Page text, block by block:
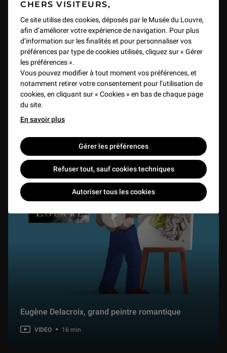
CHERS VISITEURS,
Ce site utilise des cookies, déposés par le Musée du Louvre,
afin d’améliorer votre expérience de navigation. Pour plus
d’information sur les finalités et pour personnaliser vos
préférences par type de cookies utilisés, cliquez sur « Gérer
les préférences ».
Vous pouvez modifier à tout moment vos préférences, et
notamment retirer votre consentement pour l’utilisation de
cookies, en cliquant sur « Cookies » en bas de chaque page
du site.
En savoir plus
Gérer les préférences
Refuser tout, sauf cookies techniques
Autoriser tous les cookies
Une statue tombée du ciel
VIDEO 6 min
Eugène Delacroix, grand peintre romantique
VIDEO 16 min